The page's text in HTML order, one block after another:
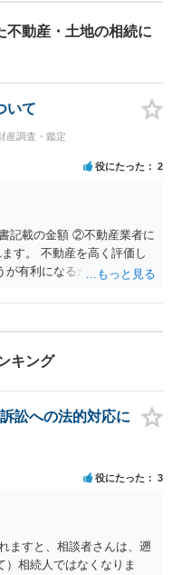
不動産・土地の相続に
いて
産調査・鑑定
役にたった 2
記載の金額 ②不動産業者に
す。 不動産を高く評価し
が有利になるかは、立場に
す。
キング
訟への法的対応に
役にたった 3
ますと、相談者さんは、遡
相続人ではなくなりま